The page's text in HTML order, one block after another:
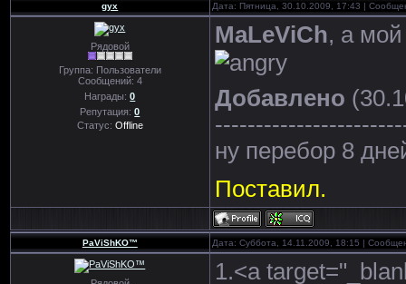
gyx Дата: Пятница, 30.10.2009, 17:43 |
Рядовой
Группа: Пользователи
Сообщений: 4
Награды:0
Репутация:0
Статус: Offline
MaLeViCh, а
Добавлено
ну перебор 8
Поставил.
PaViShKO™ Дата: Суббота, 14.11.2009, 18:15 |
1.<a